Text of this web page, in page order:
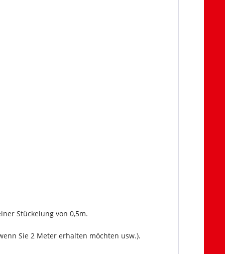
Stückelung von 0,5m.
Sie 2 Meter erhalten möchten usw.).